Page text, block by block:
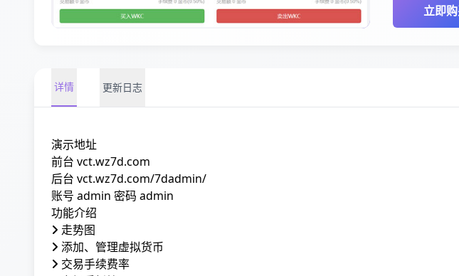
立即
详情 更新日志
演示地址
前台 vct.wz7d.com
后台 vct.wz7d.com/7dadmin/
账号 admin 密码 admin
功能介绍
走势图
添加、管理虚拟货币
交易手续费率